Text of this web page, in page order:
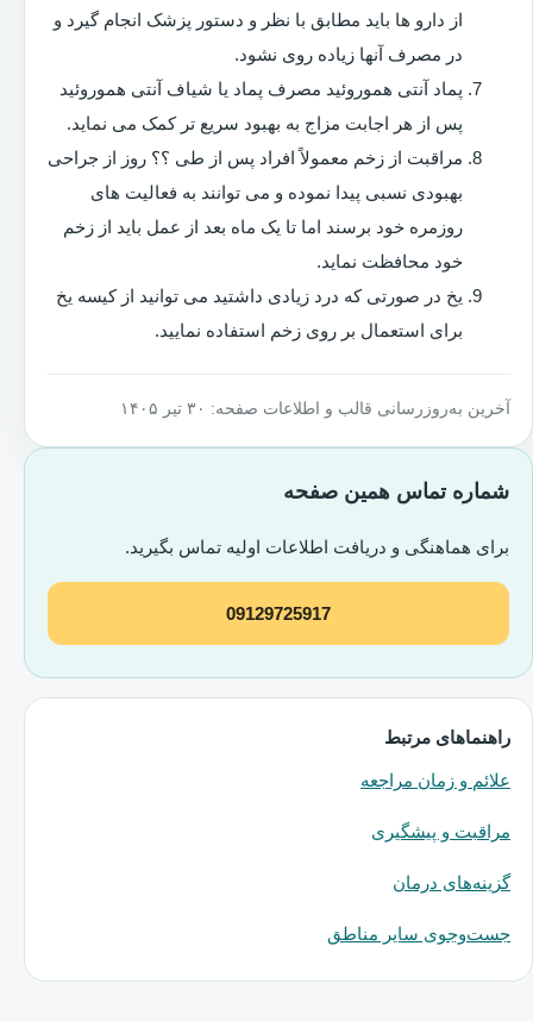
از دارو ها باید مطابق با نظر و دستور پزشک انجام گیرد و
در مصرف آنها زیاده روی نشود.
پماد آنتی هموروئید مصرف پماد یا شیاف آنتی هموروئید
پس از هر اجابت مزاج به بهبود سریع تر کمک می نماید.
مراقبت از زخم معمولاً افراد پس از طی ؟؟ روز از جراحی
بهبودی نسبی پیدا نموده و می توانند به فعالیت های
روزمره خود برسند اما تا یک ماه بعد از عمل باید از زخم
خود محافظت نماید.
یخ در صورتی که درد زیادی داشتید می توانید از کیسه یخ
برای استعمال بر روی زخم استفاده نمایید.
آخرین به‌روزرسانی قالب و اطلاعات صفحه: ۳۰ تیر ۱۴۰۵
شماره تماس همین صفحه
برای هماهنگی و دریافت اطلاعات اولیه تماس بگیرید.
09129725917
راهنماهای مرتبط
علائم و زمان مراجعه
مراقبت و پیشگیری
گزینه‌های درمان
جست‌وجوی سایر مناطق